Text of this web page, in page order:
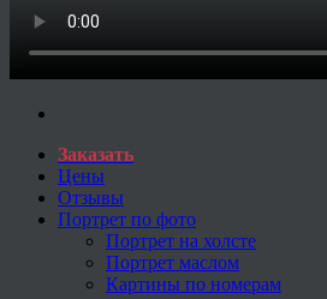
Заказать
Цены
Отзывы
Портрет по фото
Портрет на холсте
Портрет маслом
Картины по номерам